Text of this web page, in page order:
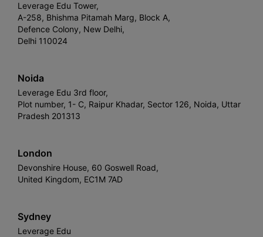
Leverage Edu Tower,
A-258, Bhishma Pitamah Marg, Block A,
Defence Colony, New Delhi,
Delhi 110024
Noida
Leverage Edu 3rd floor,
Plot number, 1- C, Raipur Khadar, Sector 126, Noida, Uttar
Pradesh 201313
London
Devonshire House, 60 Goswell Road,
United Kingdom, EC1M 7AD
Sydney
Leverage Edu